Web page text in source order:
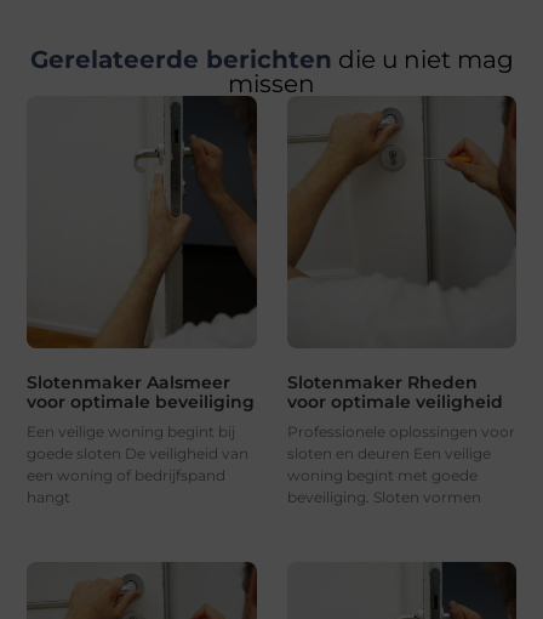
Gerelateerde berichten die u niet mag
missen
Slotenmaker Aalsmeer
voor optimale beveiliging
Een veilige woning begint bij
goede sloten De veiligheid van
een woning of bedrijfspand
hangt
Slotenmaker Rheden
voor optimale veiligheid
Professionele oplossingen voor
sloten en deuren Een veilige
woning begint met goede
beveiliging. Sloten vormen